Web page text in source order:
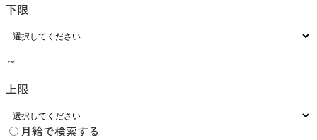
下限
～
上限
月給で検索する